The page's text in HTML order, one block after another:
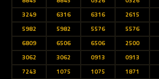
3249
6316 6316 2615
5982
5982 5576 5576
6809
6506 6506 2500
3062
3062 0913 0913
7243
1075 1075 1871